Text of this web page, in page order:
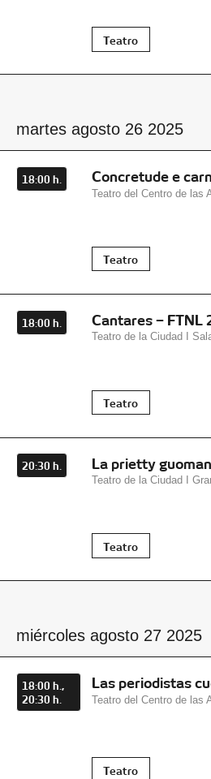
Teatro
martes agosto 26 2025
18:00 h. Concretude e
Teatro del Centro de las
Teatro
18:00 h. Cantares – FTNL
Teatro de la Ciudad I
Teatro
20:30 h. La prietty
Teatro de la Ciudad I
Teatro
miércoles agosto 27 2025
18:00 h.,
20:30 h.
Las periodistas
Teatro del Centro de las
Teatro